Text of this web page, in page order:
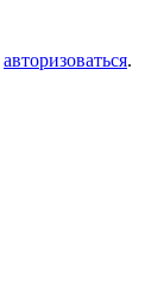
авторизоваться.